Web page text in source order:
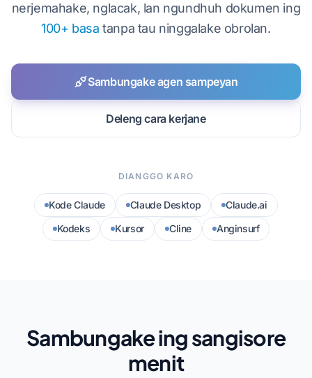
nerjemahake, nglacak, lan ngundhuh dokumen ing
100+ basa tanpa tau ninggalake obrolan.
Sambungake agen sampeyan
Deleng cara kerjane
DIANGGO KARO
Kode Claude Claude Desktop
Claude.ai
Kodeks
Kursor Cline Anginsurf
Sambungake ing sangisore
menit